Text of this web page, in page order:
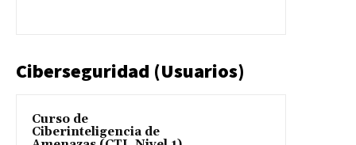
Ciberseguridad (Usuarios)
Curso de
Ciberinteligencia de